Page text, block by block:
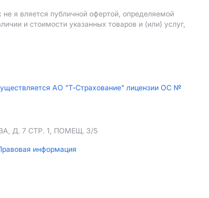
я вляется публичной офертой, определяемой
и стоимости указанных товаров и (или) услуг,
АО "Т-Страхование" лицензии ОС №
Д. 7 СТР. 1, ПОМЕЩ. 3/5
информация